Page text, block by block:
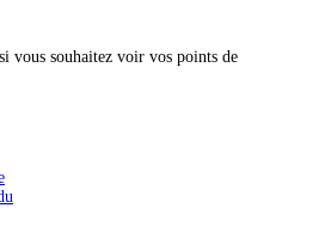
vous souhaitez voir vos points de